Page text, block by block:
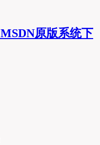
MSDN原版系统下